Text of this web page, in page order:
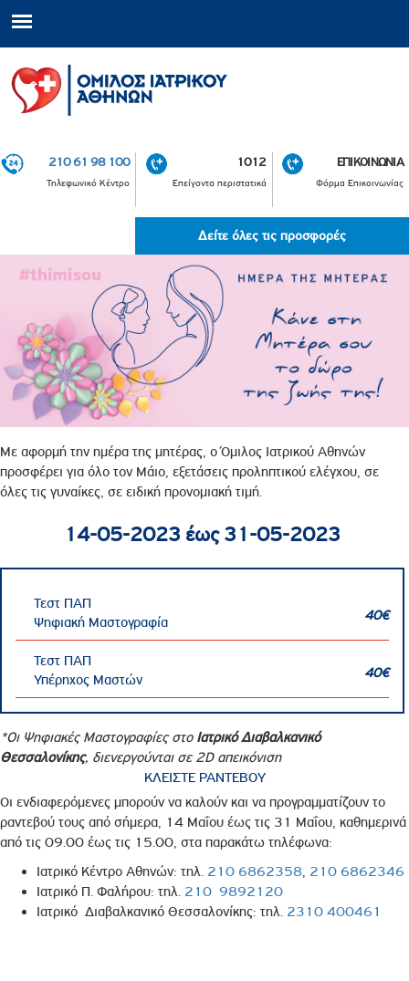
210 61 98 100
Τηλεφωνικό Κέντρο
1012
Επείγοντα περιστατικά
ΕΠΙΚΟΙΝΩΝΙΑ
Φόρμα Επικοινωνίας
Δείτε όλες τις προσφορές
Με αφορμή την ημέρα της μητέρας, ο Όμιλος Ιατρικού Αθηνών
προσφέρει για όλο τον Μάιο, εξετάσεις προληπτικού ελέγχου, σε
όλες τις γυναίκες, σε ειδική προνομιακή τιμή.
14-05-2023 έως 31-05-2023
Τεστ ΠΑΠ
Ψηφιακή Μαστογραφία
40€
Τεστ ΠΑΠ
Υπέρηχος Μαστών
40€
*Oι Ψηφιακές Μαστογραφίες στοΙατρικό Διαβαλκανικό
Θεσσαλονίκης, διενεργούνται σε 2D απεικόνιση
ΚΛΕΙΣΤΕ ΡΑΝΤΕΒΟΥ
Οι ενδιαφερόμενες μπορούν να καλούν και να προγραμματίζουν το
ραντεβού τους από σήμερα, 14 Μαΐου έως τις 31 Μαΐου, καθημερινά
από τις 09.00 έως τις 15.00, στα παρακάτω τηλέφωνα:
Ιατρικό Κέντρο Αθηνών: τηλ. 210 6862358, 210 6862346
Ιατρικό Π. Φαλήρου: τηλ. 210 9892120
Ιατρικό Διαβαλκανικό Θεσσαλονίκης: τηλ. 2310 400461